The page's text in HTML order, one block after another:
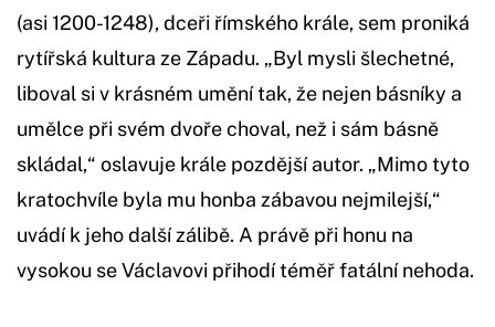
(asi 1200-1248), dceři římského krále, sem proniká
rytířská kultura ze Západu. „Byl mysli šlechetné,
liboval si v krásném umění tak, že nejen básníky a
umělce při svém dvoře choval, než i sám básně
skládal,“ oslavuje krále pozdější autor. „Mimo tyto
kratochvíle byla mu honba zábavou nejmilejší,“
uvádí k jeho další zálibě. A právě při honu na
vysokou se Václavovi přihodí téměř fatální nehoda.